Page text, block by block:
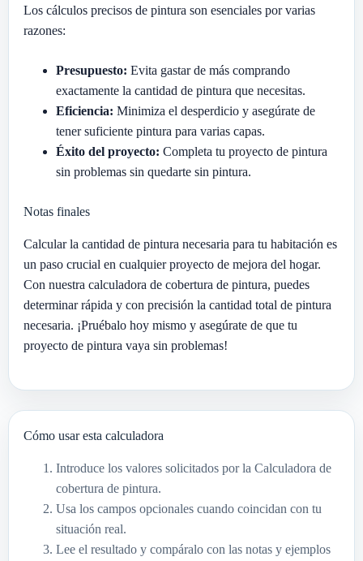
Los cálculos precisos de pintura son esenciales por varias
razones:
Presupuesto: Evita gastar de más comprando
exactamente la cantidad de pintura que necesitas.
Eficiencia: Minimiza el desperdicio y asegúrate de
tener suficiente pintura para varias capas.
Éxito del proyecto: Completa tu proyecto de pintura
sin problemas sin quedarte sin pintura.
Notas finales
Calcular la cantidad de pintura necesaria para tu habitación es
un paso crucial en cualquier proyecto de mejora del hogar.
Con nuestra calculadora de cobertura de pintura, puedes
determinar rápida y con precisión la cantidad total de pintura
necesaria. ¡Pruébalo hoy mismo y asegúrate de que tu
proyecto de pintura vaya sin problemas!
Cómo usar esta calculadora
Introduce los valores solicitados por la Calculadora de
cobertura de pintura.
Usa los campos opcionales cuando coincidan con tu
situación real.
Lee el resultado y compáralo con las notas y ejemplos